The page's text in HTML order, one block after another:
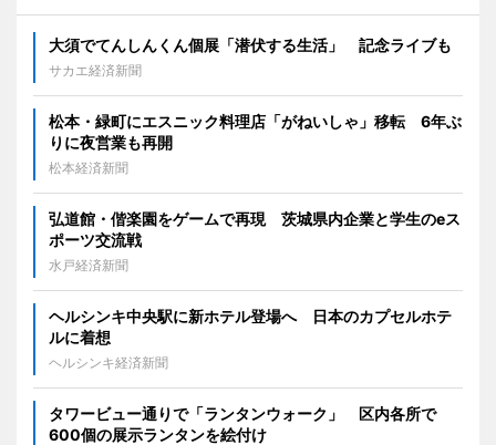
大須でてんしんくん個展「潜伏する生活」 記念ライブも
サカエ経済新聞
松本・緑町にエスニック料理店「がねいしゃ」移転 6年ぶ
りに夜営業も再開
松本経済新聞
弘道館・偕楽園をゲームで再現 茨城県内企業と学生のeス
ポーツ交流戦
水戸経済新聞
ヘルシンキ中央駅に新ホテル登場へ 日本のカプセルホテ
ルに着想
ヘルシンキ経済新聞
タワービュー通りで「ランタンウォーク」 区内各所で
600個の展示ランタンを絵付け